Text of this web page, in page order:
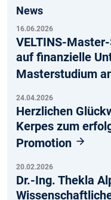
News
16.06.2026
VELTINS-
auf finanzielle
Masterstudium
24.04.2026
Herzlichen
Kerpes zum
Promotion
20.02.2026
Dr.-Ing. Thekla